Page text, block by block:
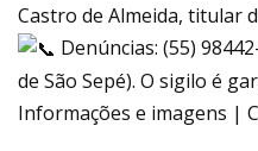
Castro de Almeida, titular
Denúncias: (55)
de São Sepé). O sigilo é
Informações e imagens |